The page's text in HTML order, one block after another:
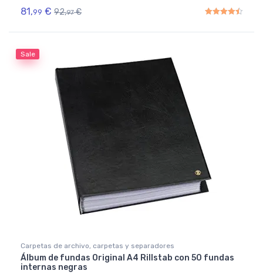
81,99 € 92,97 €
Sale
Carpetas de archivo, carpetas y separadores
Álbum de fundas Original A4 Rillstab con 50 fundas
internas negras